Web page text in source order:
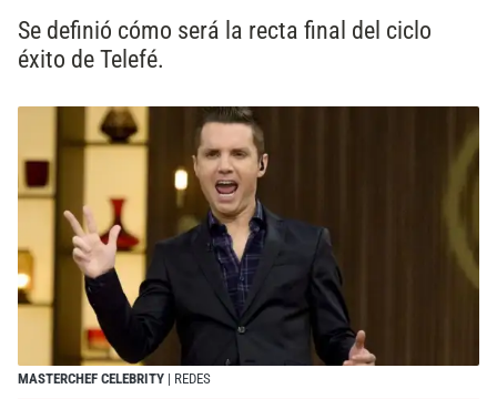
Se definió cómo será la recta final del ciclo
éxito de Telefé.
MASTERCHEF CELEBRITY | REDES